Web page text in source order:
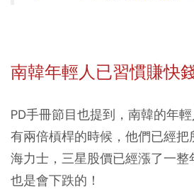
南韓年輕人已習慣賺快
PD手冊節目也提到，南韓的年
有兩倍槓桿的時候，他們已經把
海力士，三星股價已經漲了一
也是會下跌的！